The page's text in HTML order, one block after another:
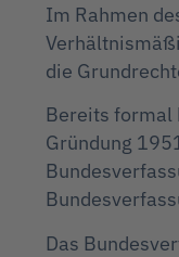
Im Rahmen
die
Bereits formal
Gründung
Das